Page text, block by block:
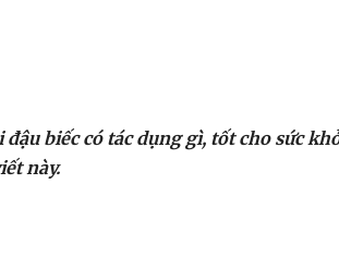
biếc có tác dụng gì, tốt cho sức
này.